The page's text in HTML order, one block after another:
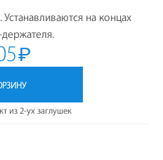
. Устанавливаются на концах
₽
из 2-ух заглушек